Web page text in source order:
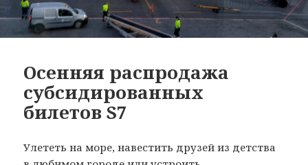
Осенняя распродажа
субсидированных
билетов S7
Улететь на море, навестить друзей из детства